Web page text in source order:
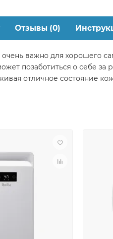
Отзывы (0)
важно для хорошего
позаботиться о себе
отличное состояние